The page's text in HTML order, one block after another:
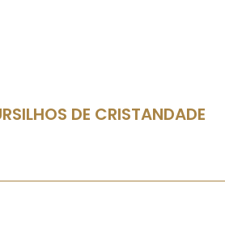
DE CRISTANDADE